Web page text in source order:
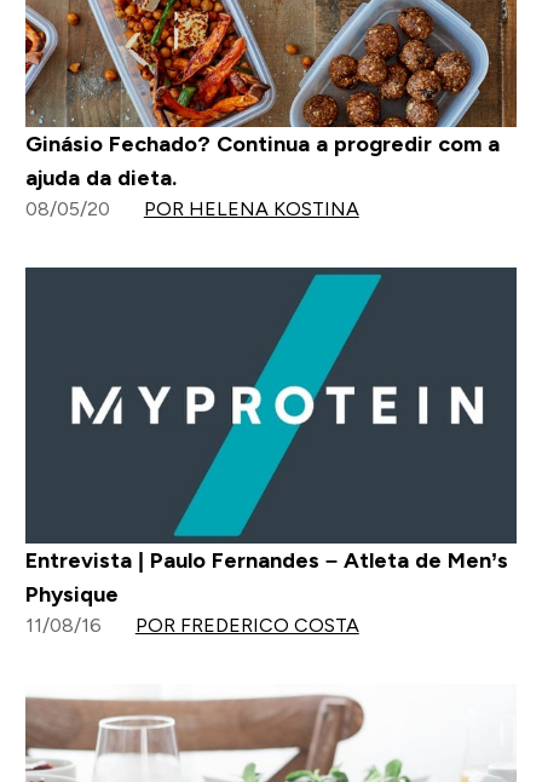
Ginásio Fechado? Continua a progredir com a
ajuda da dieta.
08/05/20 POR HELENA KOSTINA
Entrevista | Paulo Fernandes – Atleta de Men’s
Physique
11/08/16 POR FREDERICO COSTA